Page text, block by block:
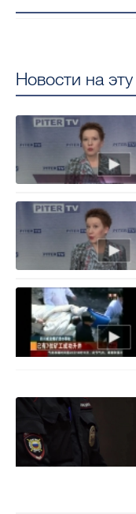
Новости на